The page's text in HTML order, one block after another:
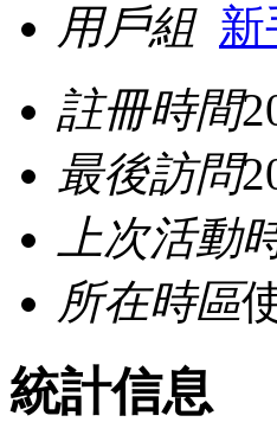
用戶組 新
註冊時間
最後訪問
上次活動
所在時區
統計信息